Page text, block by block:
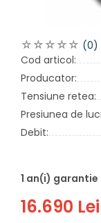
(0)
Cod articol:
Producator:
Tensiune retea:
Presiunea de
Debit:
1 an(i) garantie
16.690 Lei